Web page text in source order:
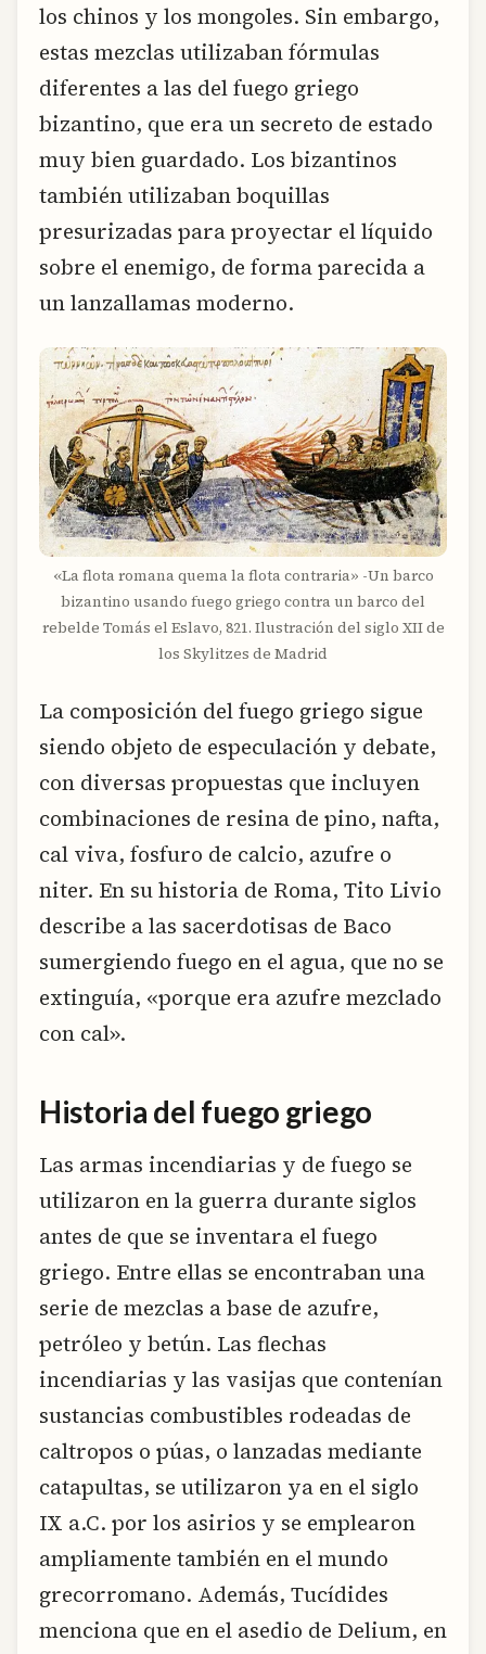
los chinos y los mongoles. Sin embargo,
estas mezclas utilizaban fórmulas
diferentes a las del fuego griego
bizantino, que era un secreto de estado
muy bien guardado. Los bizantinos
también utilizaban boquillas
presurizadas para proyectar el líquido
sobre el enemigo, de forma parecida a
un lanzallamas moderno.
«La flota romana quema la flota contraria» -Un barco
bizantino usando fuego griego contra un barco del
rebelde Tomás el Eslavo, 821. Ilustración del siglo XII de
los Skylitzes de Madrid
La composición del fuego griego sigue
siendo objeto de especulación y debate,
con diversas propuestas que incluyen
combinaciones de resina de pino, nafta,
cal viva, fosfuro de calcio, azufre o
niter. En su historia de Roma, Tito Livio
describe a las sacerdotisas de Baco
sumergiendo fuego en el agua, que no se
extinguía, «porque era azufre mezclado
con cal».
Historia del fuego griego
Las armas incendiarias y de fuego se
utilizaron en la guerra durante siglos
antes de que se inventara el fuego
griego. Entre ellas se encontraban una
serie de mezclas a base de azufre,
petróleo y betún. Las flechas
incendiarias y las vasijas que contenían
sustancias combustibles rodeadas de
caltropos o púas, o lanzadas mediante
catapultas, se utilizaron ya en el siglo
IX a.C. por los asirios y se emplearon
ampliamente también en el mundo
grecorromano. Además, Tucídides
menciona que en el asedio de Delium, en